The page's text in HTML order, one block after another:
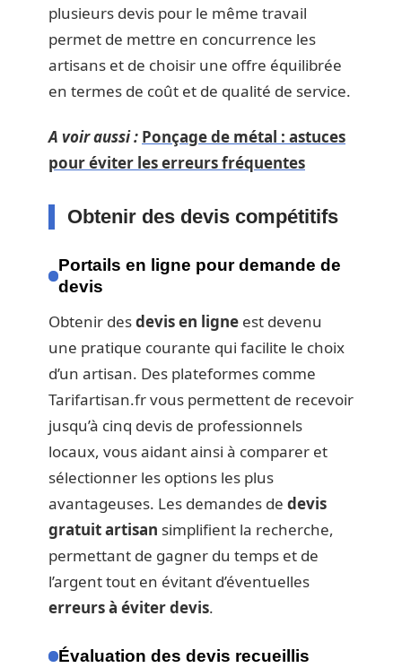
plusieurs devis pour le même travail
permet de mettre en concurrence les
artisans et de choisir une offre équilibrée
en termes de coût et de qualité de service.
A voir aussi : Ponçage de métal : astuces
pour éviter les erreurs fréquentes
Obtenir des devis compétitifs
Portails en ligne pour demande de
devis
Obtenir desdevis en ligne est devenu
une pratique courante qui facilite le choix
d’un artisan. Des plateformes comme
Tarifartisan.fr vous permettent de recevoir
jusqu’à cinq devis de professionnels
locaux, vous aidant ainsi à comparer et
sélectionner les options les plus
avantageuses. Les demandes de devis
gratuit artisan simplifient la recherche,
permettant de gagner du temps et de
l’argent tout en évitant d’éventuelles
erreurs à éviter devis.
Évaluation des devis recueillis